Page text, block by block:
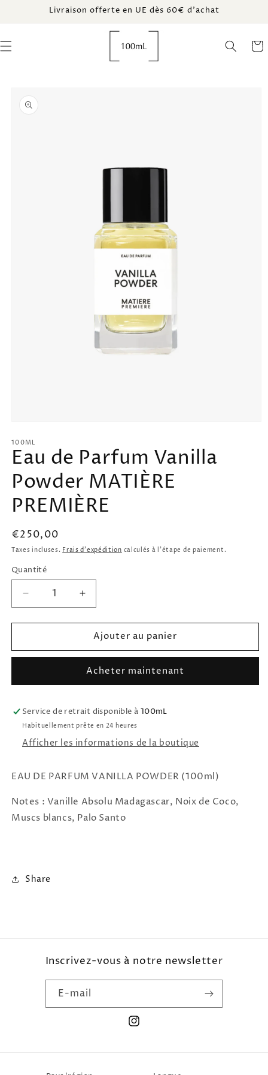
au
Livraison offerte en UE dès 60€ d’achat
informations
produits
média
1
dans
fenêtre
modale
100ML
Eau de Parfum Vanilla
Powder MATIÈRE
PREMIÈRE
Prix
habituel
€250,00
Taxes incluses. Frais d'expédition calculés à l'étape de paiement.
Quantité
Réduire
la
quantité
Eau
Vanilla
MATIÈRE
PREMIÈRE
Augmenter
la
quantité
Eau
Parfum
Vanilla
MATIÈRE
PREMIÈRE
Ajouter au panier
Acheter maintenant
Service de retrait disponible à 100mL
Habituellement prête en 24 heures
Afficher les informations de la boutique
EAU DE PARFUM VANILLA POWDER (100ml)
Notes : Vanille Absolu Madagascar, Noix de Coco,
Muscs blancs, Palo Santo
Share
Inscrivez-vous à notre newsletter
E-mail
Instagram